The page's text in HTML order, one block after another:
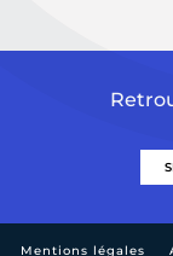
Mentions légales